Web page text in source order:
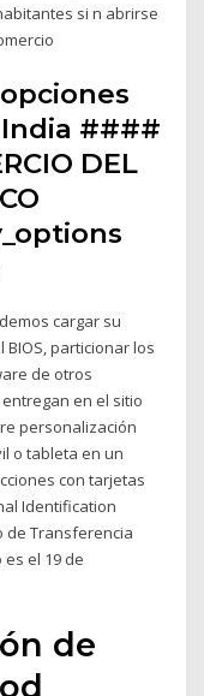
si n abrirse
####
DEL
cargar su
particionar los
de otros
en el sitio
personalización
o tableta en un
con tarjetas
Identification
de Transferencia
es el 19 de
de